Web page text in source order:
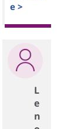
e >
L
e
n